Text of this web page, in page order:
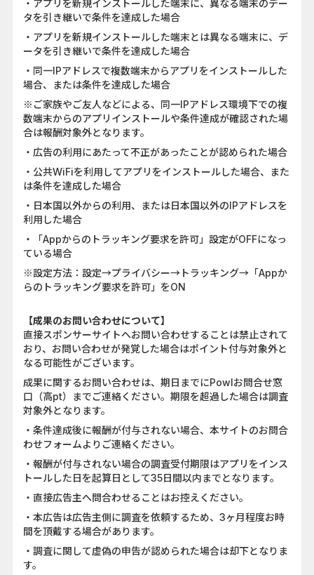
・アプリを新規インストールした端末に、異なる端末のデー
タを引き継いで条件を達成した場合
・アプリを新規インストールした端末とは異なる端末に、デ
ータを引き継いで条件を達成した場合
・同一IPアドレスで複数端末からアプリをインストールした
場合、または条件を達成した場合
※ご家族やご友人などによる、同一IPアドレス環境下での複
数端末からのアプリインストールや条件達成が確認された場
合は報酬対象外となります。
・広告の利用にあたって不正があったことが認められた場合
・公共WiFiを利用してアプリをインストールした場合、また
は条件を達成した場合
・日本国以外からの利用、または日本国以外のIPアドレスを
利用した場合
・「Appからのトラッキング要求を許可」設定がOFFになっ
ている場合
※設定方法：設定→プライバシー→トラッキング→「Appか
らのトラッキング要求を許可」をON
【成果のお問い合わせについて】
直接スポンサーサイトへお問い合わせすることは禁止されて
おり、お問い合わせが発覚した場合はポイント付与対象外と
なる可能性がございます。
成果に関するお問い合わせは、期日までにPowlお問合せ窓
口（高pt）までご連絡ください。期限を超過した場合は調査
対象外となります。
・条件達成後に報酬が付与されない場合、本サイトのお問合
わせフォームよりご連絡ください。
・報酬が付与されない場合の調査受付期限はアプリをインス
トールした日を起算日として35日間以内までとなります。
・直接広告主へ問合わせることはお控えください。
・本広告は広告主側に調査を依頼するため、3ヶ月程度お時
間を頂戴する場合があります。
・調査に関して虚偽の申告が認められた場合は却下となりま
す。